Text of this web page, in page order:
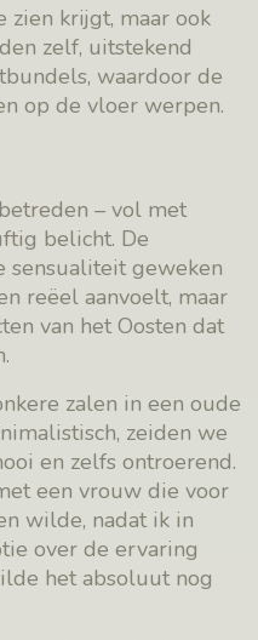
zien krijgt, maar ook
zelf, uitstekend
waardoor de
op de vloer werpen.
– vol met
belicht. De
sensualiteit geweken
reëel aanvoelt, maar
van het Oosten dat
zalen in een oude
zeiden we
en zelfs ontroerend.
een vrouw die voor
wilde, nadat ik in
over de ervaring
het absoluut nog